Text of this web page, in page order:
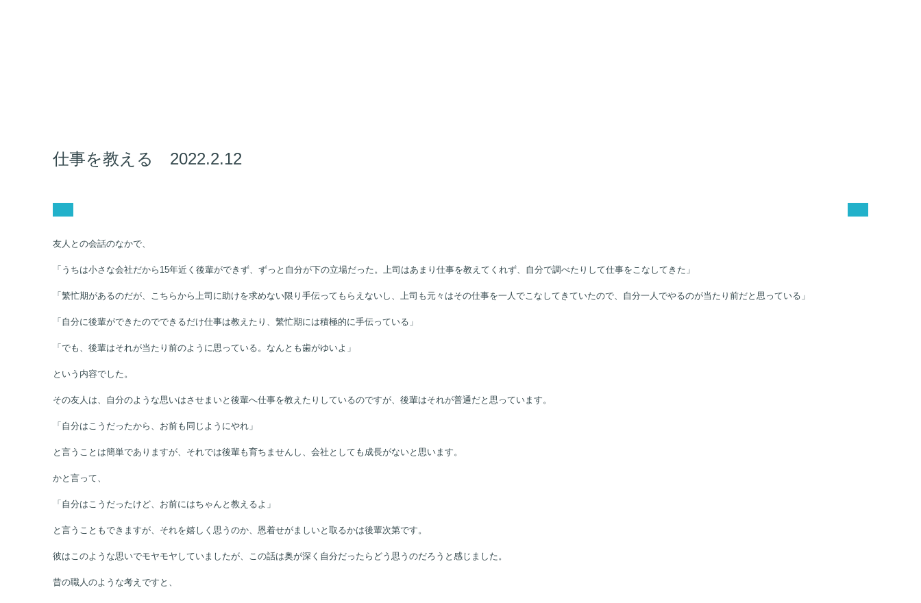
仕事を教える 2022.2.12
友人との会話のなかで、
「うちは小さな会社だから15年近く後輩ができず、ずっと自分が下の立場だった。上司はあまり仕事を教えてくれず、自分で調べたりして仕事をこなしてきた」
「繁忙期があるのだが、こちらから上司に助けを求めない限り手伝ってもらえないし、上司も元々はその仕事を一人でこなしてきていたので、自分一人でやるのが当たり前だと思っている」
「自分に後輩ができたのでできるだけ仕事は教えたり、繁忙期には積極的に手伝っている」
「でも、後輩はそれが当たり前のように思っている。なんとも歯がゆいよ」
という内容でした。
その友人は、自分のような思いはさせまいと後輩へ仕事を教えたりしているのですが、後輩はそれが普通だと思っています。
「自分はこうだったから、お前も同じようにやれ」
と言うことは簡単でありますが、それでは後輩も育ちませんし、会社としても成長がないと思います。
かと言って、
「自分はこうだったけど、お前にはちゃんと教えるよ」
と言うこともできますが、それを嬉しく思うのか、恩着せがましいと取るかは後輩次第です。